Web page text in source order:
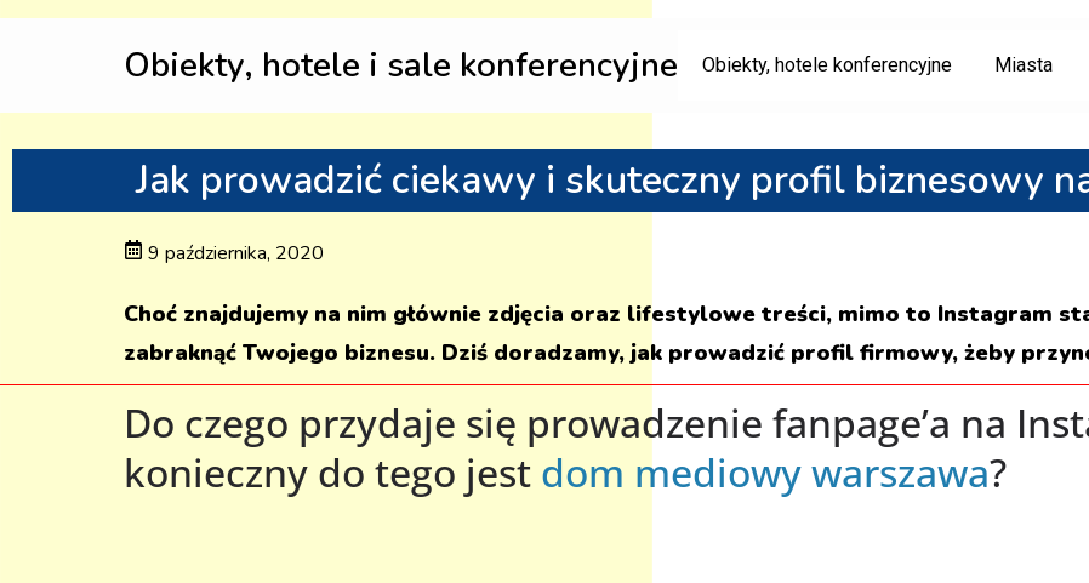
Obiekty, hotele i sale konferencyjne Obiekty, hotele konferencyjne Miasta
Jak prowadzić ciekawy i skuteczny profil biznesowy
9 października, 2020
Choć znajdujemy na nim głównie zdjęcia oraz lifestylowe treści, mimo to Instagram
zabraknąć Twojego biznesu. Dziś doradzamy, jak prowadzić profil firmowy, żeby
Do czego przydaje się prowadzenie fanpage’a na
konieczny do tego jest dom mediowy warszawa?